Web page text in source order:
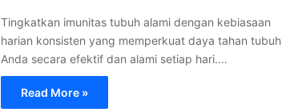
Tingkatkan imunitas tubuh alami dengan kebiasaan
harian konsisten yang memperkuat daya tahan tubuh
Anda secara efektif dan alami setiap hari.…
Read More »